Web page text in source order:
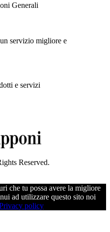
Generali
servizio migliore e
e servizi
Reserved.
che tu possa avere la migliore
ad utilizzare questo sito noi
policy